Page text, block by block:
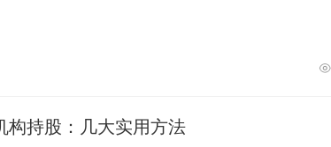
构持股：几大实用方法